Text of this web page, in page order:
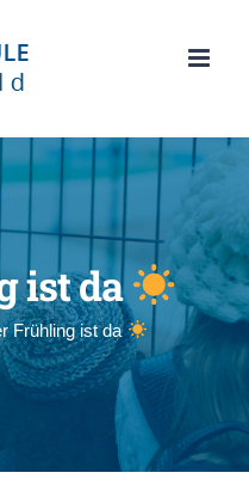
ist da
Frühling ist da